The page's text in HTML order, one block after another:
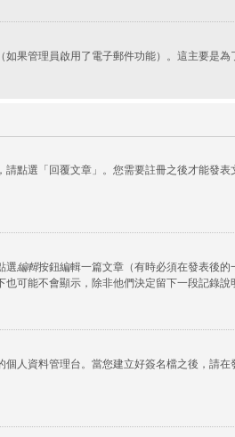
果管理員啟用了電子郵件功能）。這主要是為
點選「回覆文章」。您需要註冊之後才能發
選編輯按鈕編輯一篇文章（有時必須在發表後
可能不會顯示，除非他們決定留下一段記錄
人資料管理台。當您建立好簽名檔之後，請在